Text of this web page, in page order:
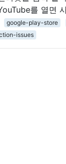
를 열면
google-play-store
issues